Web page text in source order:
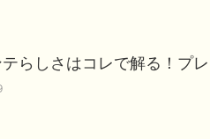
らしさはコレで解る！プ